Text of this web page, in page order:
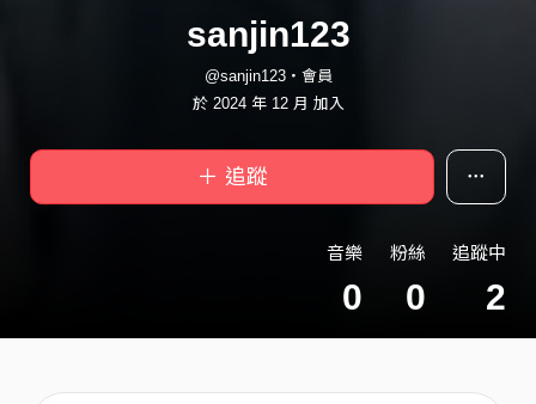
sanjin123
@sanjin123・會員
於 2024 年 12 月 加入
＋ 追蹤
音樂
0
粉絲
0
追蹤中
2